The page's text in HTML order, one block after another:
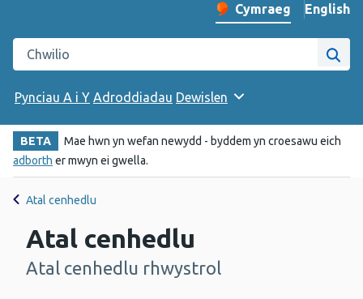
Newid iaith y wefan
Cymraeg English
–
Chwilio gwefan Iechyd Cyhoeddus Cymru
Pynciau A i Y Adroddiadau Dewislen
BETA
Mae hwn yn wefan newydd - byddem yn croesawu eich
adborth er mwyn ei gwella.
Atal cenhedlu
Atal cenhedlu
-
Atal cenhedlu rhwystrol